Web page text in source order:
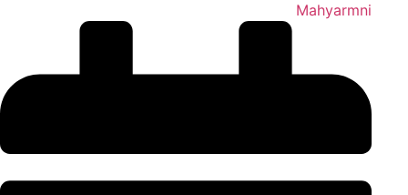
Mahyarmni